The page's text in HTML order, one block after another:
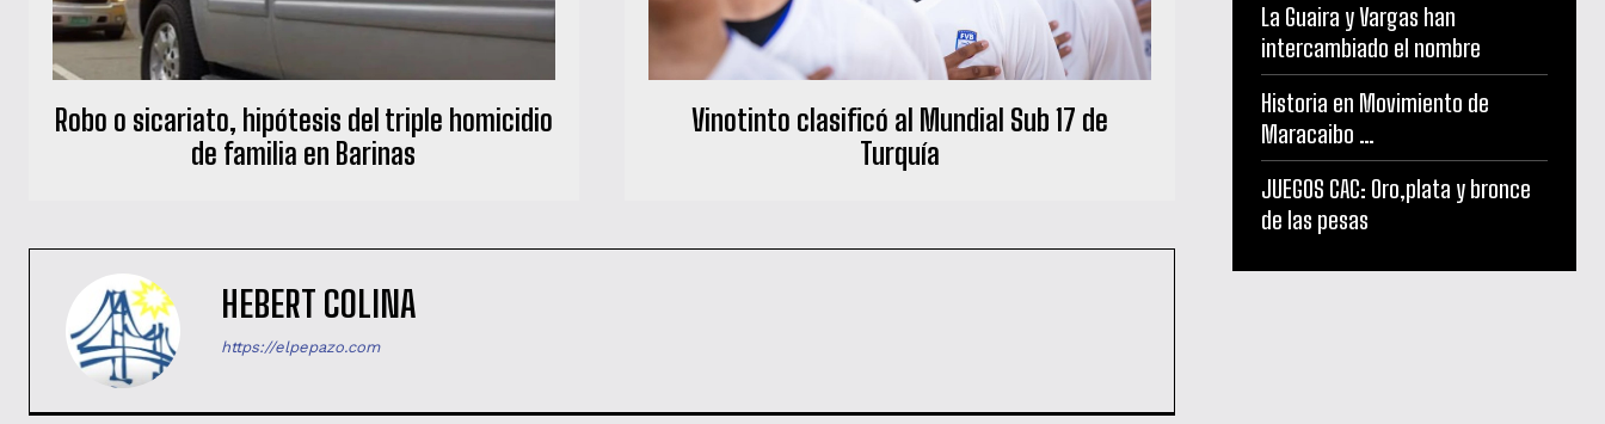
Robo o sicariato, hipótesis del triple homicidio
de familia en Barinas
Vinotinto clasificó al Mundial Sub 17 de
Turquía
HEBERT COLINA
https://elpepazo.com
La Guaira y Vargas han
intercambiado el nombre
Historia en Movimiento de
Maracaibo …
JUEGOS CAC: Oro,plata y bronce
de las pesas